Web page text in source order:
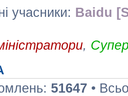
учасники: Baidu
,
51647 •